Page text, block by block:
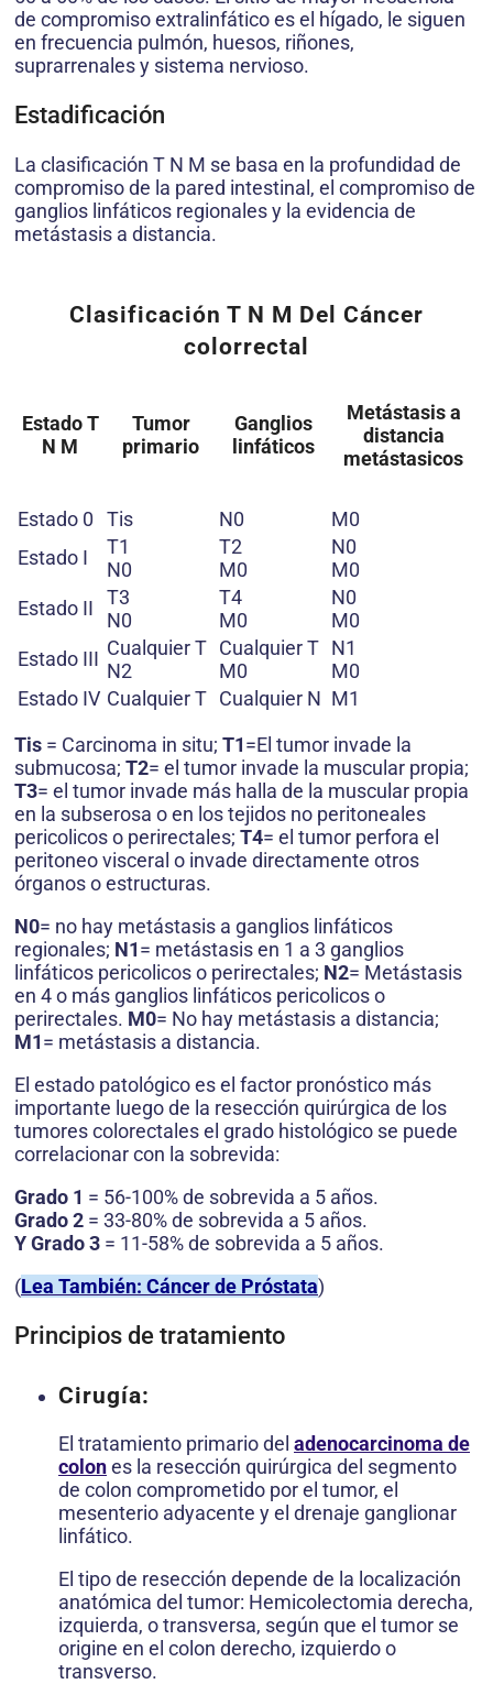
de compromiso extralinfático es el hígado, le siguen
en frecuencia pulmón, huesos, riñones,
suprarrenales y sistema nervioso.
Estadificación
La clasificación T N M se basa en la profundidad de
compromiso de la pared intestinal, el compromiso de
ganglios linfáticos regionales y la evidencia de
metástasis a distancia.
Clasificación T N M Del Cáncer
colorrectal
Estado T
N M
Tumor
primario
Ganglios
linfáticos
Metástasis a
distancia
metástasicos
Estado 0 Tis N0
M0
Estado I
T1
N0
T2
M0
N0
M0
Estado II
T3
N0
T4
M0
N0
M0
Estado III Cualquier T
N2
Cualquier T
M0
N1
M0
Estado IV Cualquier T Cualquier N M1
Tis = Carcinoma in situ; T1=El tumor invade la
submucosa; T2= el tumor invade la muscular propia;
T3= el tumor invade más halla de la muscular propia
en la subserosa o en los tejidos no peritoneales
pericolicos o perirectales; T4= el tumor perfora el
peritoneo visceral o invade directamente otros
órganos o estructuras.
N0= no hay metástasis a ganglios linfáticos
regionales; N1= metástasis en 1 a 3 ganglios
linfáticos pericolicos o perirectales; N2= Metástasis
en 4 o más ganglios linfáticos pericolicos o
perirectales. M0= No hay metástasis a distancia;
M1= metástasis a distancia.
El estado patológico es el factor pronóstico más
importante luego de la resección quirúrgica de los
tumores colorectales el grado histológico se puede
correlacionar con la sobrevida:
Grado 1 = 56-100% de sobrevida a 5 años.
Grado 2 = 33-80% de sobrevida a 5 años.
Y Grado 3 = 11-58% de sobrevida a 5 años.
(Lea También: Cáncer de Próstata)
Principios de tratamiento
Cirugía:
El tratamiento primario del adenocarcinoma de
colones la resección quirúrgica del segmento
de colon comprometido por el tumor, el
mesenterio adyacente y el drenaje ganglionar
linfático.
El tipo de resección depende de la localización
anatómica del tumor: Hemicolectomia derecha,
izquierda, o transversa, según que el tumor se
origine en el colon derecho, izquierdo o
transverso.